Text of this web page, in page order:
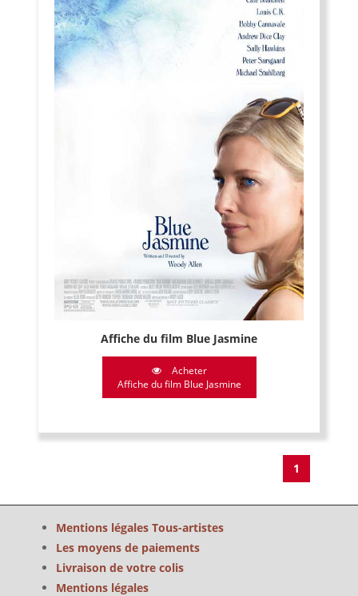
Affiche du film Blue Jasmine
Acheter
Affiche du film Blue Jasmine
1
Mentions légales Tous-artistes
Les moyens de paiements
Livraison de votre colis
Mentions légales